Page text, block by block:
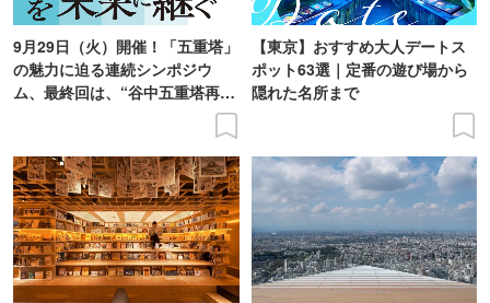
9月29日（火）開催！「五重塔」
の魅力に迫る連続シンポジウ
ム、最終回は、“谷中五重塔再建
【東京】おすすめ大人デートス
ポット63選｜定番の遊び場から
隠れた名所まで